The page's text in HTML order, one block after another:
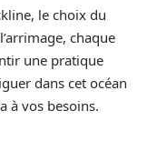
le choix du
chaque
une pratique
dans cet océan
à vos besoins.